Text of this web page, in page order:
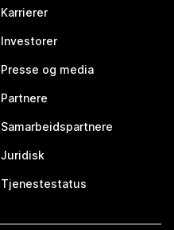
Karrierer
Investorer
Presse og media
Partnere
Samarbeidspartnere
Juridisk
Tjenestestatus